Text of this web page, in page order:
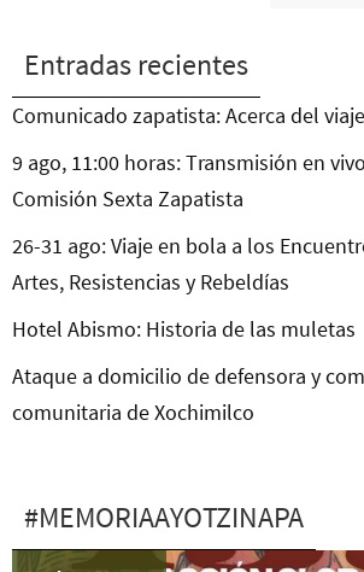
Entradas recientes
Comunicado zapatista: Acerca del viaje
9 ago, 11:00 horas: Transmisión en
Comisión Sexta Zapatista
26-31 ago: Viaje en bola a los
Artes, Resistencias y Rebeldías
Hotel Abismo: Historia de las muletas
Ataque a domicilio de defensora y
comunitaria de Xochimilco
#MEMORIAAYOTZINAPA